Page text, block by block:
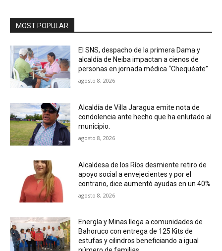
MOST POPULAR
El SNS, despacho de la primera Dama y
alcaldía de Neiba impactan a cienos de
personas en jornada médica “Chequéate”
agosto 8, 2026
Alcaldía de Villa Jaragua emite nota de
condolencia ante hecho que ha enlutado al
municipio.
agosto 8, 2026
Alcaldesa de los Ríos desmiente retiro de
apoyo social a envejecientes y por el
contrario, dice aumentó ayudas en un 40%
agosto 8, 2026
Energía y Minas llega a comunidades de
Bahoruco con entrega de 125 Kits de
estufas y cilindros beneficiando a igual